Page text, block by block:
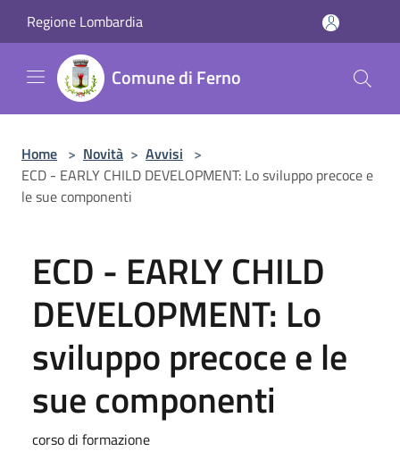
Regione Lombardia
Comune di Ferno
Home > Novità > Avvisi >
ECD - EARLY CHILD DEVELOPMENT: Lo sviluppo precoce e
le sue componenti
ECD - EARLY CHILD
DEVELOPMENT: Lo
sviluppo precoce e le
sue componenti
corso di formazione